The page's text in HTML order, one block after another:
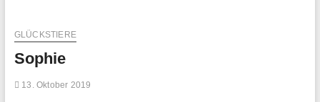
GLÜCKSTIERE
Sophie
13. Oktober 2019